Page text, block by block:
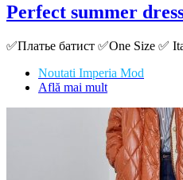
Perfect summer
✅Платье батист ✅One Size ✅
Noutati Imperia Mod
Află mai mult